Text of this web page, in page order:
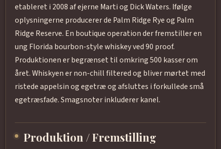
etableret i 2008 af ejerne Marti og Dick Waters. Ifølge
oplysningerne producerer de Palm Ridge Rye og Palm
Ridge Reserve. En boutique operation der fremstiller en
ung Florida bourbon-style whiskey ved 90 proof.
Produktionen er begrænset til omkring 500 kasser om
året. Whiskyen er non-chill filtered og bliver mørtet med
ristede appelsin og egetræ og afsluttes i forkullede små
egetræsfade. Smagsnoter inkluderer kanel.
Produktion / Fremstilling